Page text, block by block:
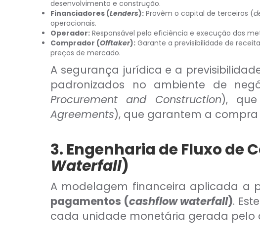
desenvolvimento e construção.
Financiadores (Lenders): Provêm o capital de terceiros (
operacionais.
Operador: Responsável pela eficiência e execução das
Comprador (Offtaker): Garante a previsibilidade de
preços de mercado.
A segurança jurídica e a
padronizados no ambiente de
Procurement and Construction),
Agreements), que garantem a
3. Engenharia de Fluxo de
Waterfall)
A modelagem financeira aplicada a
pagamentos (cashflow waterfall).
cada unidade monetária gerada pelo